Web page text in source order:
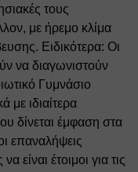
τους
με ήρεμο κλίμα
Ειδικότερα: Οι
να διαγωνιστούν
Γυμνάσιο
με ιδιαίτερα
δίνεται έμφαση στα
επαναλήψεις
είναι έτοιμοι για τις